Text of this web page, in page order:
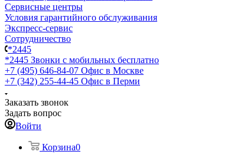
Сервисные центры
Условия гарантийного обслуживания
Экспресс-сервис
Сотрудничество
*2445
*2445 Звонки с мобильных бесплатно
+7 (495) 646-84-07 Офис в Москве
+7 (342) 255-44-45 Офис в Перми
Заказать звонок
Задать вопрос
Войти
Корзина0